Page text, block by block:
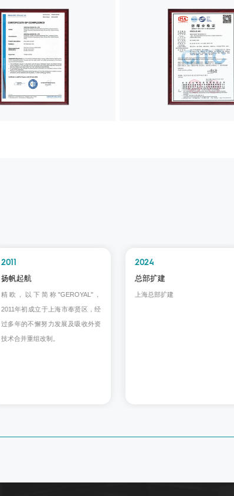
2011
扬帆起航
精欧，以下简称"GEROYAL"，
2011年初成立于上海市奉贤区，经
过多年的不懈努力发展及吸收外资
技术合并重组改制。
2024
总部扩建
上海总部扩建